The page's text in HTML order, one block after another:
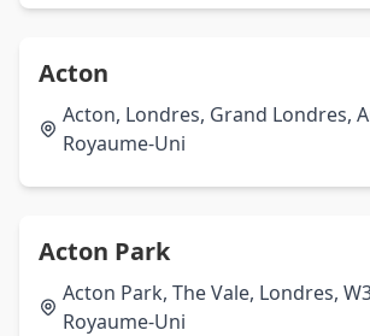
Acton
Acton, Londres, Grand Londres,
Royaume-Uni
Acton Park
Acton Park, The Vale, Londres, W3
Royaume-Uni